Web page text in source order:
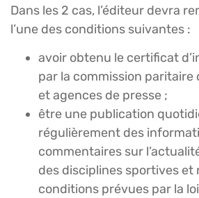
Dans les 2 cas, l’éditeur devra
l’une des conditions suivantes :
avoir obtenu le certificat
par la commission paritaire
et agences de presse ;
être une publication
régulièrement des
commentaires sur
des disciplines sportives et
conditions prévues par la